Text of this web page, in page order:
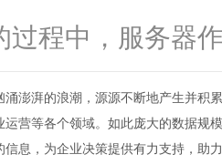
过程中，服务器
澎湃的浪潮，源源不断地产生并积
营等各个领域。如此庞大的数据规
息，为企业决策提供有力支持，助